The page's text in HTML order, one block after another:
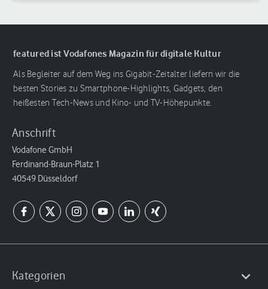
featured ist Vodafones Magazin für digitale Kultur
Als Begleiter auf dem Weg ins Gigabit-Zeitalter liefern wir die
besten Stories zu Smartphone-Highlights, Gadgets, den
heißesten Tech-News und Kino- und TV-Höhepunkte.
Anschrift
Vodafone GmbH
Ferdinand-Braun-Platz 1
40549 Düsseldorf
Kategorien